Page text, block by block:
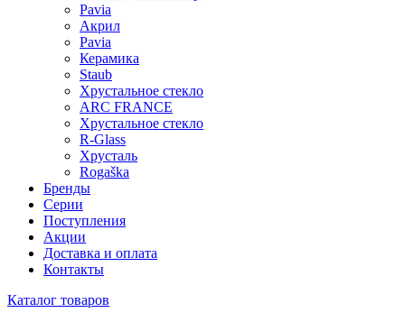
Pavia
Акрил
Pavia
Керамика
Staub
Хрустальное стекло
ARC FRANCE
Хрустальное стекло
R-Glass
Хрусталь
Rogaška
Бренды
Серии
Поступления
Акции
Доставка и оплата
Контакты
Каталог товаров